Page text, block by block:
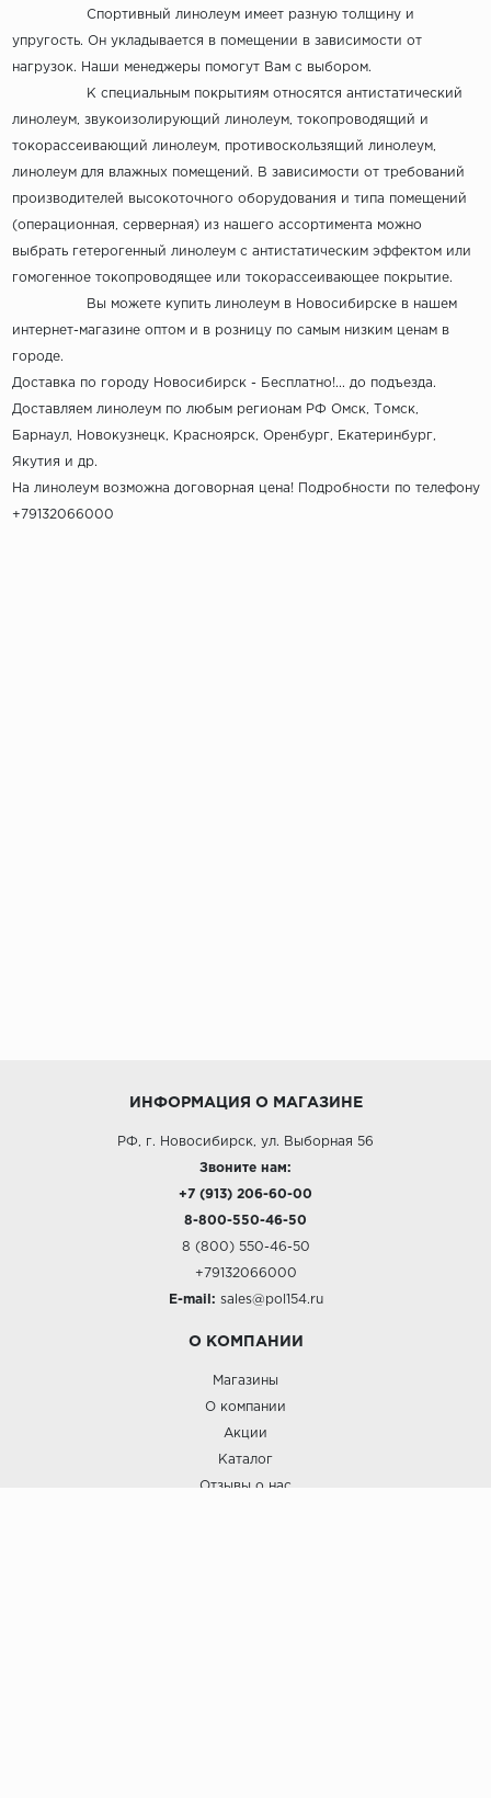
Спортивный линолеум имеет разную толщину и
упругость. Он укладывается в помещении в зависимости от
нагрузок. Наши менеджеры помогут Вам с выбором.
К специальным покрытиям относятся антистатический
линолеум, звукоизолирующий линолеум, токопроводящий и
токорассеивающий линолеум, противоскользящий линолеум,
линолеум для влажных помещений. В зависимости от требований
производителей высокоточного оборудования и типа помещений
(операционная, серверная) из нашего ассортимента можно
выбрать гетерогенный линолеум с антистатическим эффектом или
гомогенное токопроводящее или токорассеивающее покрытие.
Вы можете купить линолеум в Новосибирске в нашем
интернет-магазине оптом и в розницу по самым низким ценам в
городе.
Доставка по городу Новосибирск - Бесплатно!... до подъезда.
Доставляем линолеум по любым регионам РФ Омск, Томск,
Барнаул, Новокузнецк, Красноярск, Оренбург, Екатеринбург,
Якутия и др.
На линолеум возможна договорная цена! Подробности по телефону
+79132066000
ИНФОРМАЦИЯ О МАГАЗИНЕ
РФ, г. Новосибирск, ул. Выборная 56
Звоните нам:
+7 (913) 206-60-00
8-800-550-46-50
8 (800) 550-46-50
+79132066000
E-mail: sales@pol154.ru
О КОМПАНИИ
Магазины
О компании
Акции
Каталог
Отзывы о нас